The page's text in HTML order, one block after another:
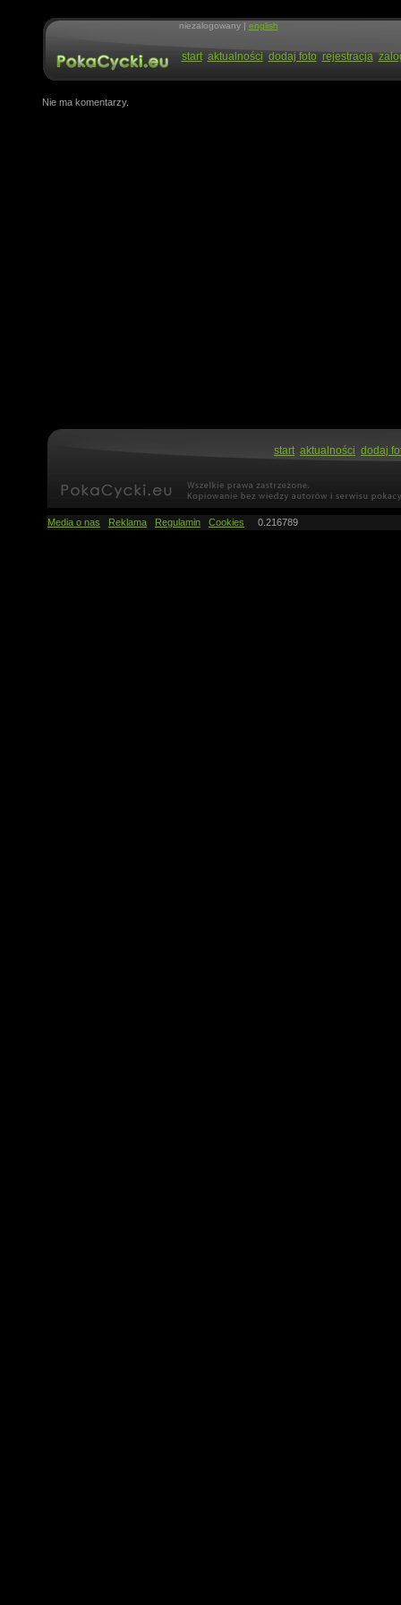
niezalogowany | english
start aktualności dodaj foto rejestracja
Nie ma komentarzy.
start aktualności dodaj
Media o nas Reklama Regulamin Cookies 0.216789